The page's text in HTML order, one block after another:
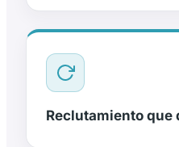
Reclutamiento que